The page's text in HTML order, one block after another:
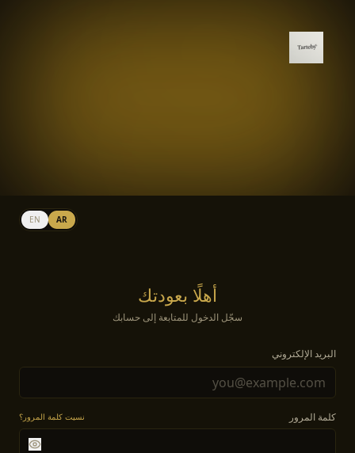
AR
EN
أهلًا بعودتك
سجّل الدخول للمتابعة إلى حسابك
البريد الإلكتروني
كلمة المرور نسيت كلمة المرور؟